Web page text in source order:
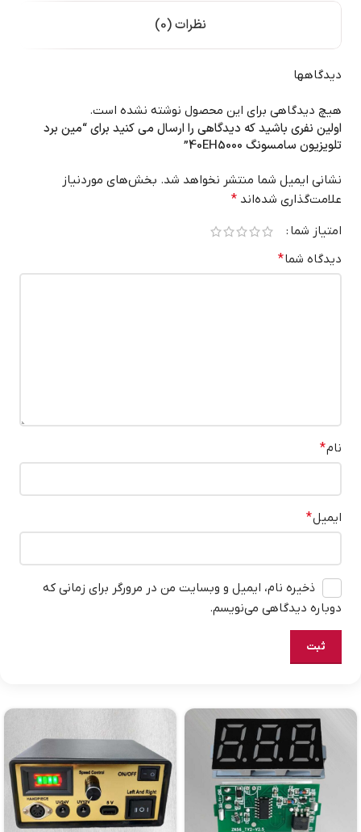
نظرات (0)
دیدگاهها
هیچ دیدگاهی برای این محصول نوشته نشده است.
اولین نفری باشید که دیدگاهی را ارسال می کنید برای “مین برد
تلویزیون سامسونگ 40EH5000”
نشانی ایمیل شما منتشر نخواهد شد. بخش‌های موردنیاز
علامت‌گذاری شده‌اند *
امتیاز شما
دیدگاه شما*
نام*
ایمیل*
ذخیره نام، ایمیل و وبسایت من در مرورگر برای زمانی که
دوباره دیدگاهی می‌نویسم.